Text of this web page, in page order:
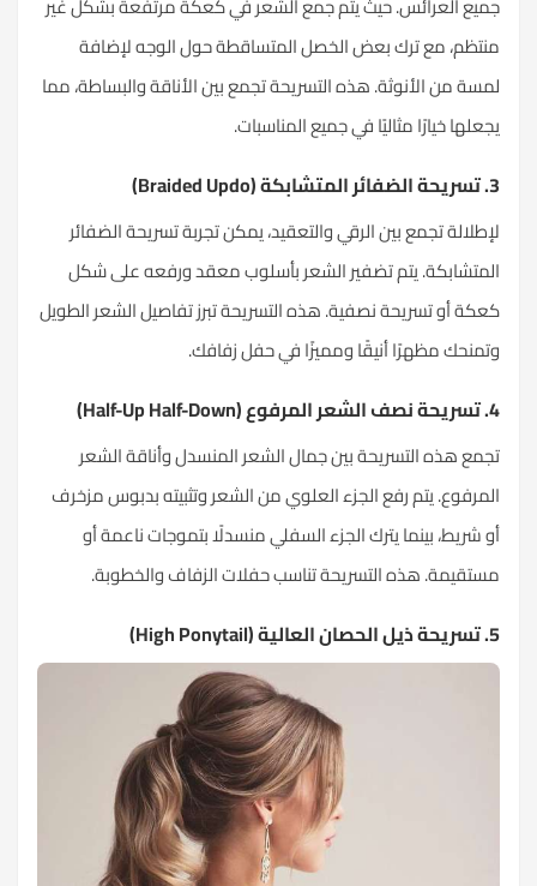
جميعالعرائس. حيث يتم جمع الشعر في كعكة مرتفعة بشكل غير
منتظم، مع ترك بعض الخصل المتساقطة حول الوجه لإضافة
لمسة من الأنوثة. هذه التسريحة تجمع بين الأناقة والبساطة، مما
يجعلها خيارًا مثاليًا في جميع المناسبات.
3. تسريحة الضفائر المتشابكة (Braided Updo)
لإطلالة تجمع بين الرقي والتعقيد، يمكن تجربة تسريحة الضفائر
المتشابكة. يتم تضفير الشعر بأسلوب معقد ورفعه على شكل
كعكة أو تسريحة نصفية. هذه التسريحة تبرز تفاصيل الشعر الطويل
وتمنحك مظهرًا أنيقًا ومميزًا في حفل زفافك.
4. تسريحة نصف الشعر المرفوع (Half-Up Half-Down)
تجمع هذه التسريحة بين جمال الشعر المنسدل وأناقة الشعر
المرفوع. يتم رفع الجزء العلوي من الشعر وتثبيته بدبوس مزخرف
أو شريط، بينما يترك الجزء السفلي منسدلًا بتموجاتناعمةأو
مستقيمة. هذه التسريحة تناسب حفلات الزفاف والخطوبة.
5. تسريحة ذيل الحصان العالية (High Ponytail)